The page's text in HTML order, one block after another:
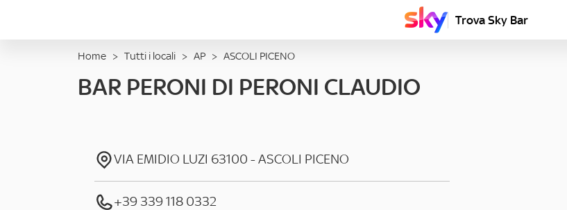
Trova Sky Bar
Home > Tutti i locali > AP > ASCOLI PICENO
BAR PERONI DI PERONI CLAUDIO
VIA EMIDIO LUZI 63100 -ASCOLI PICENO
+39 339 118 0332